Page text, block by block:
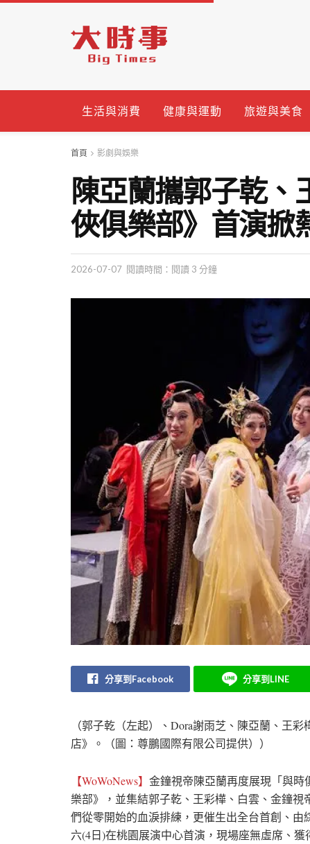
生活與消費 健康與運動 旅遊與美食
首頁 影劇與娛樂
陳亞蘭攜郭子乾、
俠俱樂部》首演掀
2026-07-07 閱讀時間：閱讀 3 分鐘
分享到Facebook 分享到LINE
（郭子乾（左起）、Dora謝雨芝、陳亞蘭、王
店》。（圖：尊鵬國際有限公司提供））
【WoWoNews】 金鐘視帝陳亞蘭再度展現「與
樂部》，並集結郭子乾、王彩樺、白雲、金鐘
們從零開始的血淚排練，更催生出全台首創、
六(4日)在桃園展演中心首演，現場座無虛席、